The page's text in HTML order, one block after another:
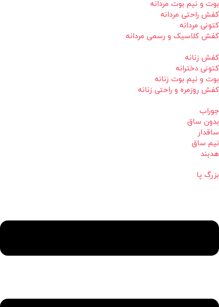
بوت و نیم بوت مردانه
کفش راحتی مردانه
کتونی مردانه
کفش کلاسیک و رسمی مردانه
کفش زنانه
کتونی دخترانه
بوت و نیم بوت زنانه
کفش روزمره و راحتی زنانه
جوراب
بدون ساق
ساقدار
نیم ساق
هدبند
بزرگ پا